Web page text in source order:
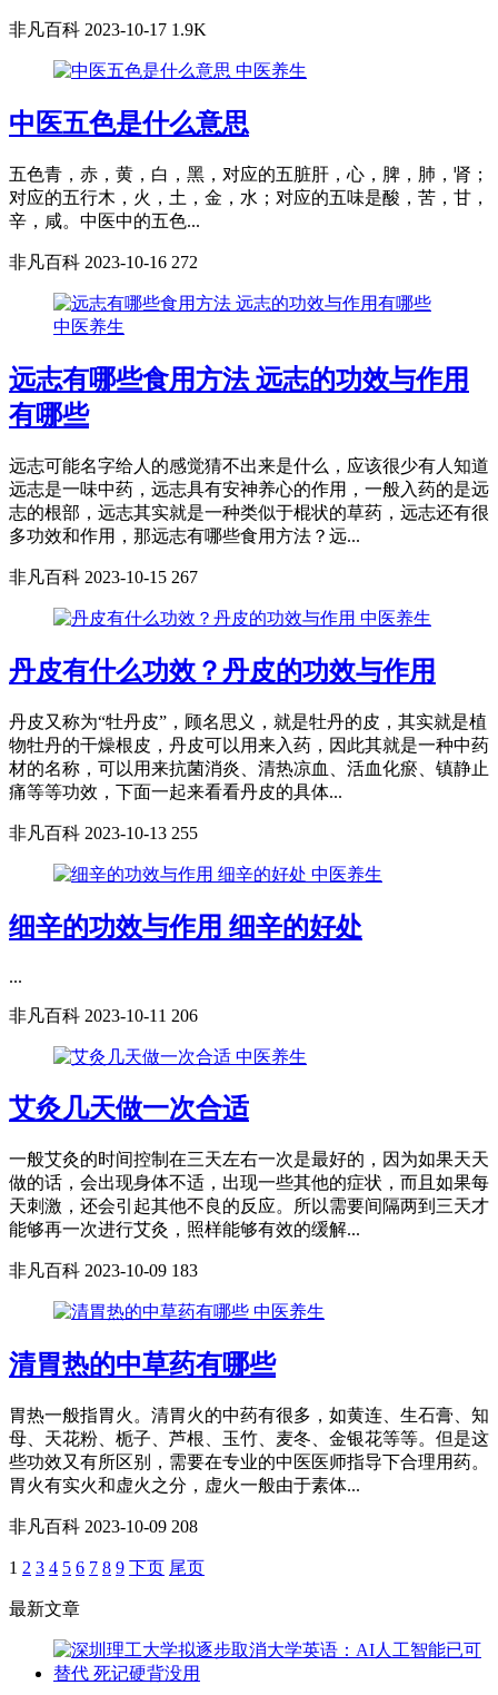
非凡百科 2023-10-17 1.9K
中医养生
中医五色是什么意思
五色青，赤，黄，白，黑，对应的五脏肝，心，脾，肺，肾；
对应的五行木，火，土，金，水；对应的五味是酸，苦，甘，
辛，咸。中医中的五色...
非凡百科 2023-10-16 272
中医养生
远志有哪些食用方法 远志的功效与作用
有哪些
远志可能名字给人的感觉猜不出来是什么，应该很少有人知道
远志是一味中药，远志具有安神养心的作用，一般入药的是远
志的根部，远志其实就是一种类似于棍状的草药，远志还有很
多功效和作用，那远志有哪些食用方法？远...
非凡百科 2023-10-15 267
中医养生
丹皮有什么功效？丹皮的功效与作用
丹皮又称为“牡丹皮”，顾名思义，就是牡丹的皮，其实就是植
物牡丹的干燥根皮，丹皮可以用来入药，因此其就是一种中药
材的名称，可以用来抗菌消炎、清热凉血、活血化瘀、镇静止
痛等等功效，下面一起来看看丹皮的具体...
非凡百科 2023-10-13 255
中医养生
细辛的功效与作用 细辛的好处
...
非凡百科 2023-10-11 206
中医养生
艾灸几天做一次合适
一般艾灸的时间控制在三天左右一次是最好的，因为如果天天
做的话，会出现身体不适，出现一些其他的症状，而且如果每
天刺激，还会引起其他不良的反应。所以需要间隔两到三天才
能够再一次进行艾灸，照样能够有效的缓解...
非凡百科 2023-10-09 183
中医养生
清胃热的中草药有哪些
胃热一般指胃火。清胃火的中药有很多，如黄连、生石膏、知
母、天花粉、栀子、芦根、玉竹、麦冬、金银花等等。但是这
些功效又有所区别，需要在专业的中医医师指导下合理用药。
胃火有实火和虚火之分，虚火一般由于素体...
非凡百科 2023-10-09 208
1 2 3 4 5 6 7 8 9 下页 尾页
最新文章